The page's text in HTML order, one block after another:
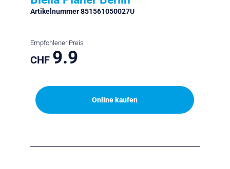
Artikelnummer 851561050027U
Empfohlener Preis
CHF 9.9
Online kaufen